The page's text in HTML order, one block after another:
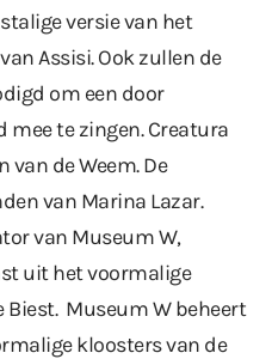
versie van het
Assisi. Ook zullen de
om een door
mee te zingen. Creatura
van de Weem. De
van Marina Lazar.
van Museum W,
uit het voormalige
Biest. Museum W beheert
kloosters van de